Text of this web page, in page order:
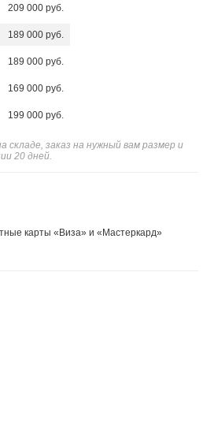
209 000 руб.
189 000 руб.
189 000 руб.
169 000 руб.
199 000 руб.
заказ на нужный вам размер и
20 дней.
карты «Виза» и «Мастеркард»